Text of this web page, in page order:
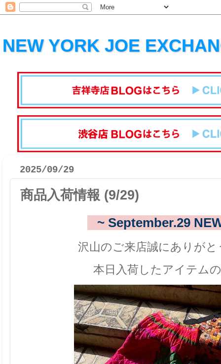
NEW YORK JOE
2025/09/29
商品入荷情報 (9/29)
~ September.29
沢山のご来店誠にありが
本日入荷したアイテム